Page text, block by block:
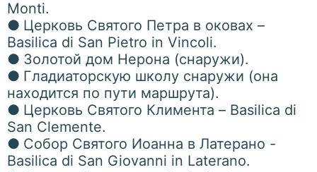
Monti.
● Церковь Святого Петра в оковах –
Basilica di San Pietro in Vincoli.
● Золотой дом Нерона (снаружи).
● Гладиаторскую школу снаружи (она
находится по пути маршрута).
● Церковь Святого Климента – Basilica di
San Clemente.
● Собор Святого Иоанна в Латерано -
Basilica di San Giovanni in Laterano.